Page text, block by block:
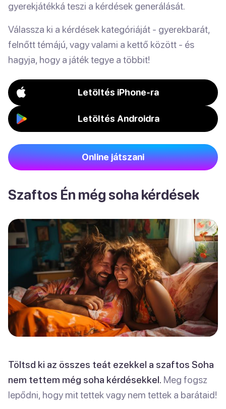
gyerekjátékká teszi a kérdések generálását.
Válassza ki a kérdések kategóriáját - gyerekbarát,
felnőtt témájú, vagy valami a kettő között - és
hagyja, hogy a játék tegye a többit!
Letöltés iPhone-ra
Letöltés Androidra
Online játszani
Szaftos Én még soha kérdések
Töltsd ki az összes teát ezekkel a szaftos Soha
nem tettem még soha kérdésekkel. Meg fogsz
lepődni, hogy mit tettek vagy nem tettek a barátaid!